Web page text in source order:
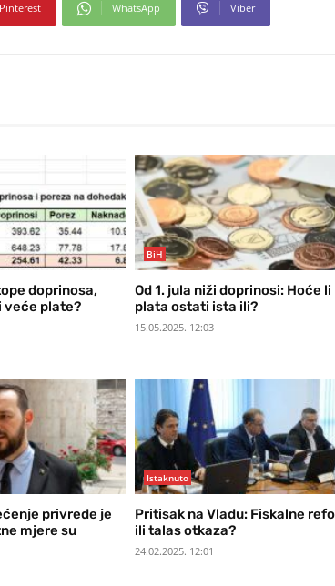
Pinterest WhatsApp Viber
doprinosa,
veće plate?
BiH
Od 1. jula niži doprinosi: Hoće li
plata ostati ista ili?
15.05.2025. 12:03
privrede je
mjere su
Istaknuto
Pritisak na Vladu: Fiskalne
ili talas otkaza?
24.02.2025. 12:01